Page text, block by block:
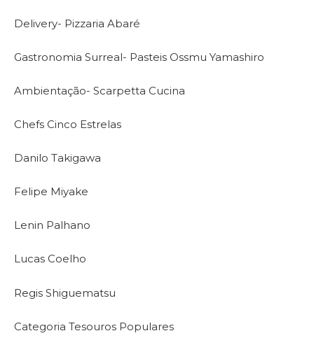
Delivery- Pizzaria Abaré
Gastronomia Surreal- Pasteis Ossmu Yamashiro
Ambientação- Scarpetta Cucina
Chefs Cinco Estrelas
Danilo Takigawa
Felipe Miyake
Lenin Palhano
Lucas Coelho
Regis Shiguematsu
Categoria Tesouros Populares